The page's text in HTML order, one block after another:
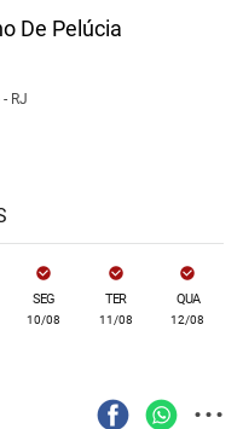
De Pelúcia
RJ
SEG
10/08
TER
11/08
QUA
12/08
...